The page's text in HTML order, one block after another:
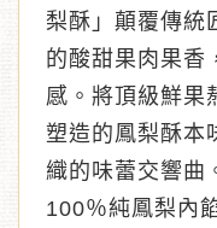
梨酥」顛覆傳統
的酸甜果肉果香
感。將頂級鮮果
塑造的鳳梨酥本
織的味蕾交響曲
100％純鳳梨內